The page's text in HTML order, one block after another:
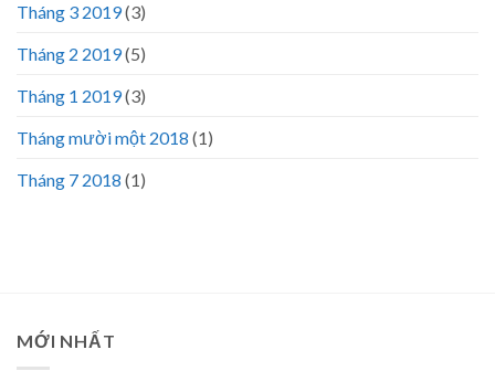
Tháng 3 2019(3)
Tháng 2 2019(5)
Tháng 1 2019(3)
Tháng mười một 2018 (1)
Tháng 7 2018 (1)
MỚI NHẤT